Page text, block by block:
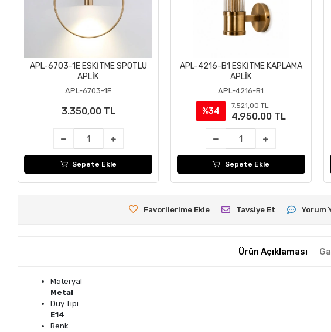
Sepete Ekle
APL-6703-1E ESKİTME SPOTLU
APLİK
APL-6703-1E
3.350,00 TL
Sepete Ekle
Sepete Ekle
APL-4216-B1 ESKİTME KAPLAMA
APLİK
APL-4216-B1
%34
7.521,00 TL
4.950,00 TL
Sepete Ekle
Favorilerime Ekle Tavsiye Et Yorum
Ürün Açıklaması
Materyal
Metal
Duy Tipi
E14
Renk